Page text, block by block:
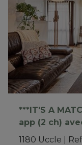
***IT'S A
app (2 ch)
1180 Uccle
Ref